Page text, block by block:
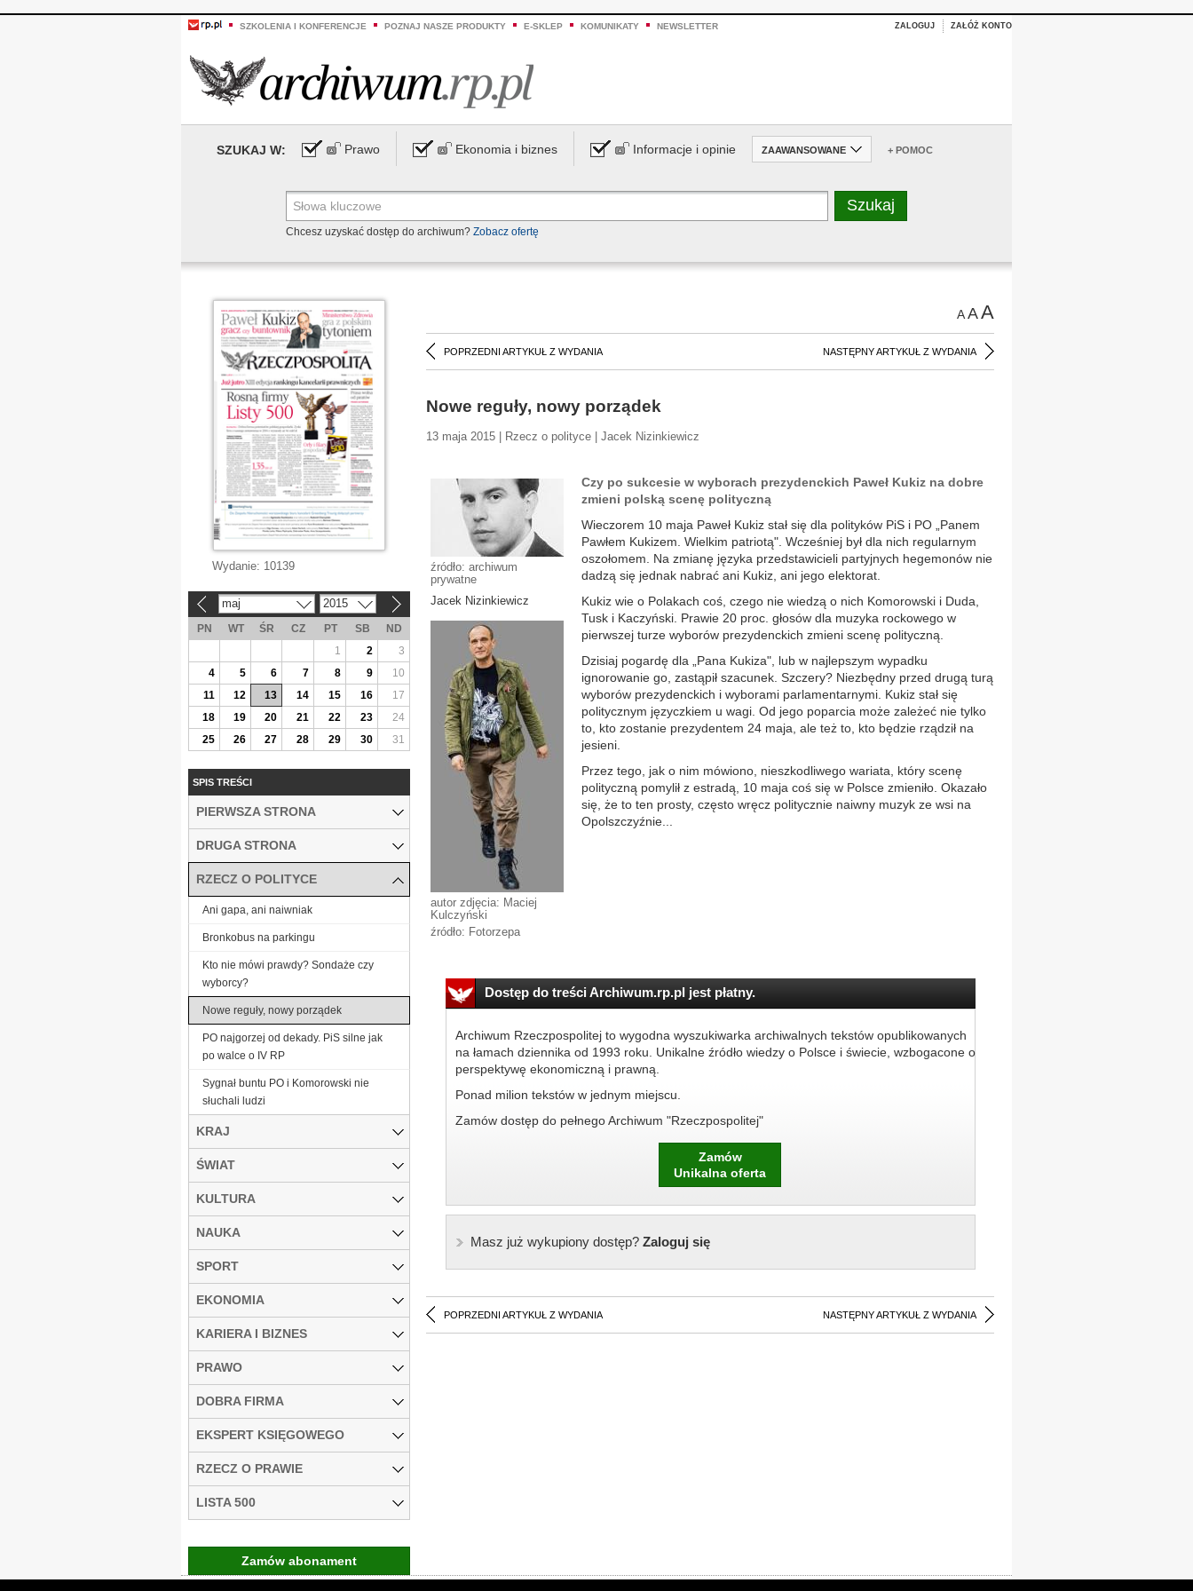
SZKOLENIA I KONFERENCJE POZNAJ NASZE PRODUKTY E-SKLEP KOMUNIKATY NEWSLETTER ZALOGUJ ZAŁÓŻ KONTO
SZUKAJ W: Prawo Ekonomia i biznes Informacje i opinie ZAAWANSOWANE + POMOC
Chcesz uzyskać dostęp do archiwum? Zobacz ofertę
AAA
POPRZEDNI ARTYKUŁ Z WYDANIA NASTĘPNY ARTYKUŁ Z WYDANIA
Nowe reguły, nowy porządek
13 maja 2015 | Rzecz o polityce | Jacek Nizinkiewicz
źródło: archiwum
prywatne
Jacek Nizinkiewicz
autor zdjęcia: Maciej
Kulczyński
źródło: Fotorzepa
Czy po sukcesie w wyborach prezydenckich Paweł Kukiz na dobre
zmieni polską scenę polityczną
Wieczorem 10 maja Paweł Kukiz stał się dla polityków PiS i PO „Panem
Pawłem Kukizem. Wielkim patriotą". Wcześniej był dla nich regularnym
oszołomem. Na zmianę języka przedstawicieli partyjnych hegemonów nie
dadzą się jednak nabrać ani Kukiz, ani jego elektorat.
Kukiz wie o Polakach coś, czego nie wiedzą o nich Komorowski i Duda,
Tusk i Kaczyński. Prawie 20 proc. głosów dla muzyka rockowego w
pierwszej turze wyborów prezydenckich zmieni scenę polityczną.
Dzisiaj pogardę dla „Pana Kukiza", lub w najlepszym wypadku
ignorowanie go, zastąpił szacunek. Szczery? Niezbędny przed drugą turą
wyborów prezydenckich i wyborami parlamentarnymi. Kukiz stał się
politycznym języczkiem u wagi. Od jego poparcia może zależeć nie tylko
to, kto zostanie prezydentem 24 maja, ale też to, kto będzie rządził na
jesieni.
Przez tego, jak o nim mówiono, nieszkodliwego wariata, który scenę
polityczną pomylił z estradą, 10 maja coś się w Polsce zmieniło. Okazało
się, że to ten prosty, często wręcz politycznie naiwny muzyk ze wsi na
Opolszczyźnie...
Dostęp do treści Archiwum.rp.pl jest płatny.
Archiwum Rzeczpospolitej to wygodna wyszukiwarka archiwalnych tekstów opublikowanych
na łamach dziennika od 1993 roku. Unikalne źródło wiedzy o Polsce i świecie, wzbogacone o
perspektywę ekonomiczną i prawną.
Ponad milion tekstów w jednym miejscu.
Zamów dostęp do pełnego Archiwum "Rzeczpospolitej"
Zamów
Unikalna oferta
Masz już wykupiony dostęp?Zaloguj się
POPRZEDNI ARTYKUŁ Z WYDANIA NASTĘPNY ARTYKUŁ Z WYDANIA
Wydanie: 10139
maj 2015
PN WT ŚR CZ PT SB
ND
1
2
3
4
5 6 7 8 9
10
11
12 13 14 15 16
17
18
19 20 21 22 23
24
25
26 27 28 29 30 31
SPIS TREŚCI
PIERWSZA STRONA
DRUGA STRONA
RZECZ O POLITYCE
Ani gapa, ani naiwniak
Bronkobus na parkingu
Kto nie mówi prawdy? Sondaże czy
wyborcy?
Nowe reguły, nowy porządek
PO najgorzej od dekady. PiS silne jak
po walce o IV RP
Sygnał buntu PO i Komorowski nie
słuchali ludzi
KRAJ
ŚWIAT
KULTURA
NAUKA
SPORT
EKONOMIA
KARIERA I BIZNES
PRAWO
DOBRA FIRMA
EKSPERT KSIĘGOWEGO
RZECZ O PRAWIE
LISTA 500
Zamów abonament